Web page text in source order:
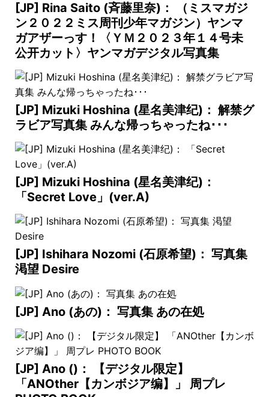
[JP] Rina Saito (斉藤里奈)： （ミスマガジ
ン２０２２ミス周刊少年マガジン）ヤンマ
ガアザーっす！〈ＹＭ２０２３年１４号未
公开カット〉ヤンマガデジタル写真集
[JP] Mizuki Hoshina (星名美津纪)： 解禁グ
ラビア写真集 みんな帰っちゃったね･･･
[JP] Mizuki Hoshina (星名美津纪)：
「Secret Love」(ver.A)
[JP] Ishihara Nozomi (石原希望)： 写真集
渇望 Desire
[JP] Ano (あの)： 写真集 あの在処
[JP] Ano ()： 【デジタル限定】
「ANOther【カンボジア编】」 周プレ